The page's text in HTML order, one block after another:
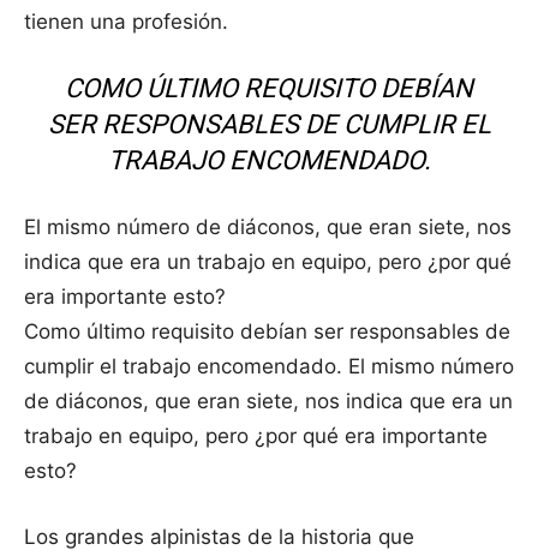
tienen una profesión.
COMO ÚLTIMO REQUISITO DEBÍAN
SER RESPONSABLES DE CUMPLIR EL
TRABAJO ENCOMENDADO.
El mismo número de diáconos, que eran siete, nos
indica que era un trabajo en equipo, pero ¿por qué
era importante esto?
Como último requisito debían ser responsables de
cumplir el trabajo encomendado. El mismo número
de diáconos, que eran siete, nos indica que era un
trabajo en equipo, pero ¿por qué era importante
esto?
Los grandes alpinistas de la historia que